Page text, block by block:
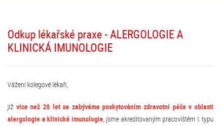
Odkup lékařské praxe - ALERGOLOGIE A
KLINICKÁ IMUNOLOGIE
Vážení kolegové lékaři,
již více než 20 let se zabýváme poskytováním zdravotní péče v oblasti
alergologie a klinické imunologie, jsme akreditovaným pracovištěm I. typu